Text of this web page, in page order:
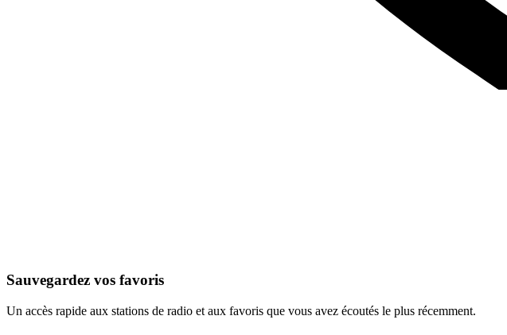
Sauvegardez vos favoris
Un accès rapide aux stations de radio et aux favoris que vous avez écoutés le plus récemment.